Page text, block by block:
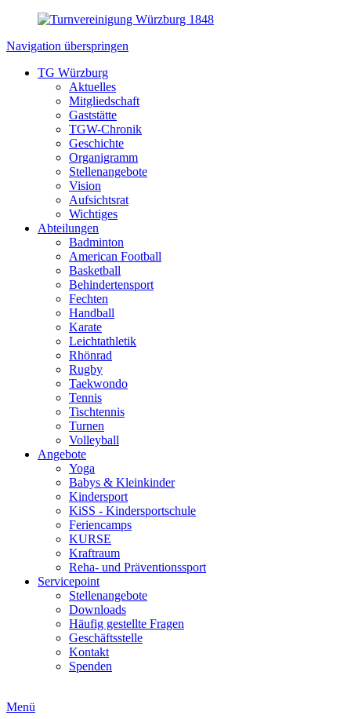
Navigation überspringen
TG Würzburg
Aktuelles
Mitgliedschaft
Gaststätte
TGW-Chronik
Geschichte
Organigramm
Stellenangebote
Vision
Aufsichtsrat
Wichtiges
Abteilungen
Badminton
American Football
Basketball
Behindertensport
Fechten
Handball
Karate
Leichtathletik
Rhönrad
Rugby
Taekwondo
Tennis
Tischtennis
Turnen
Volleyball
Angebote
Yoga
Babys & Kleinkinder
Kindersport
KiSS - Kindersportschule
Feriencamps
KURSE
Kraftraum
Reha- und Präventionssport
Servicepoint
Stellenangebote
Downloads
Häufig gestellte Fragen
Geschäftsstelle
Kontakt
Spenden
Menü